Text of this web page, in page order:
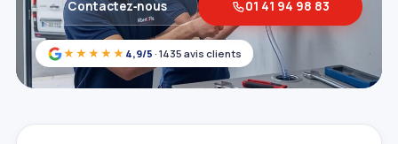
★★★★★ 4,9/5 · 1435 avis clients
Contactez‑nous 01 41 94 98 83